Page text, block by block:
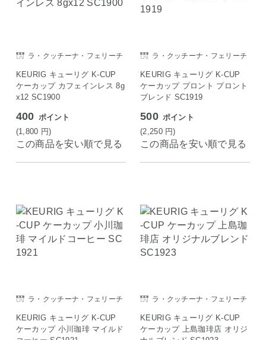
ラ・クッチーナ・フェリーチ
KEURIG キューリグ K-CUP
ケーカップ カフェインレス 8g
x12 SC1900
400 ポイント
(1,800 円)
この商品を安い順で見る
ラ・クッチーナ・フェリーチ
KEURIG キューリグ K-CUP
ケーカップ プロント プロント
ブレンド SC1919
500 ポイント
(2,250 円)
この商品を安い順で見る
ラ・クッチーナ・フェリーチ
KEURIG キューリグ K-CUP
ケーカップ 小川珈琲 マイルド
ラ・クッチーナ・フェリーチ
KEURIG キューリグ K-CUP
ケーカップ 上島珈琲店 オリジ